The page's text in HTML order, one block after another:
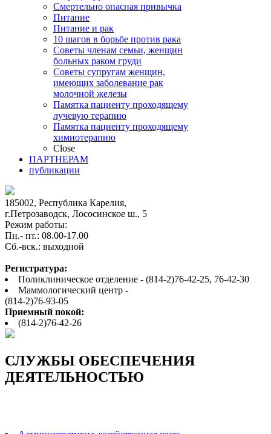
Смертельно опасная привычка
Питание
Питание и рак
10 шагов в борьбе против рака
Советы членам семьи, женщин
больных раком груди
Советы супругам женщин,
имеющих заболевание рак
молочной железы
Памятка пациенту проходящему
лучевую терапию
Памятка пациенту проходящему
химиотерапию
Close
ПАРТНЕРАМ
публикации
185002, Республика Карелия,
г.Петрозаводск, Лососинское ш., 5
Режим работы:
Пн.- пт.: 08.00-17.00
Cб.-вск.: выходной
Регистратура:
Поликлиническое отделение - (814-2)76-42-25, 76-42-30
Маммологический центр -
(814-2)76-93-05
Приемный покой:
(814-2)76-42-26
СЛУЖБЫ ОБЕСПЕЧЕНИЯ
ДЕЯТЕЛЬНОСТЬЮ